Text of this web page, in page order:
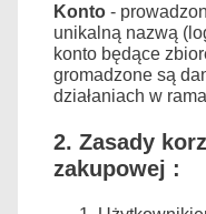
Konto -
unikalną nazwą
konto będące
gromadzone są
działaniach w
2. Zasady
zakupowej :